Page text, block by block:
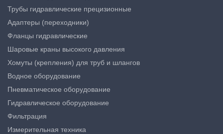
Трубы гидравлические прецизионные
Адаптеры (переходники)
Фланцы гидравлические
Шаровые краны высокого давления
Хомуты (крепления) для труб и шлангов
Водное оборудование
Пневматическое оборудование
Гидравлическое оборудование
Фильтрация
Измерительная техника